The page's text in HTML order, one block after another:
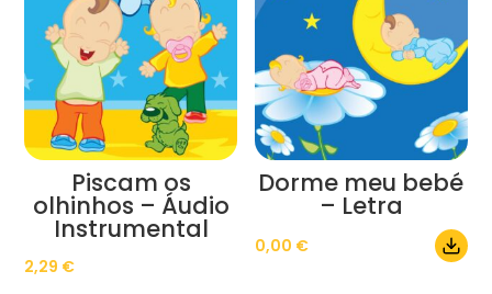
Piscam os
olhinhos – Áudio
Instrumental
2,29 €
Dorme meu bebé
– Letra
0,00 €